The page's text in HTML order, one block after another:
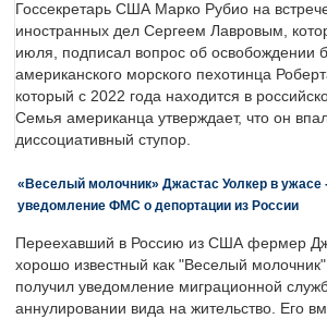
Госсекретарь США Марко Рубио на
иностранных дел Сергеем Лавровым,
июля, подписал вопрос об освобождении
американского морского пехотинца
который с 2022 года находится в
Семья американца утверждает, что он
диссоциативный ступор.
«Веселый молочник» Джастас Уолкер в ужасе
уведомление ФМС о депортации из России
Переехавший в Россию из США фермер
хорошо известный как "Веселый
получил уведомление миграционной
аннулировании вида на жительство. Его